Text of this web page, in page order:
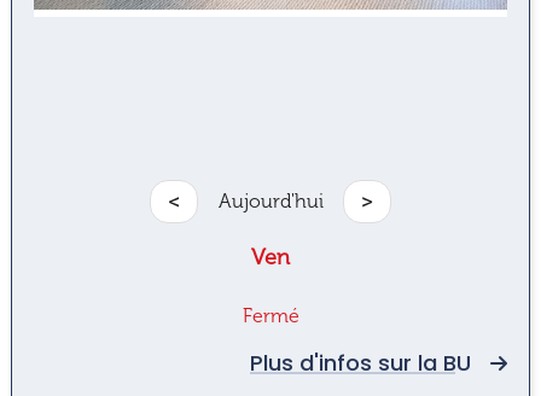
>
< Aujourd'hui
Ven
Fermé
Plus d'infos sur la BU